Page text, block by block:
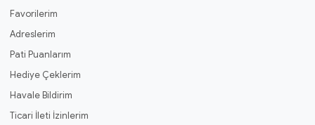
Favorilerim
Adreslerim
Pati Puanlarım
Hediye Çeklerim
Havale Bildirim
Ticari İleti İzinlerim